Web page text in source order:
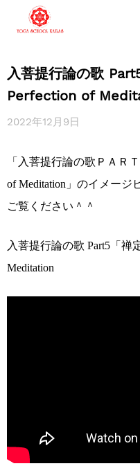
入菩提行論の歌
Perfection of
2022年12月9日
「入菩提行論の歌ＰＡＲ
of Meditation」のイメージ
ご覧ください＾＾
入菩提行論の歌 Part5「禅
Meditation